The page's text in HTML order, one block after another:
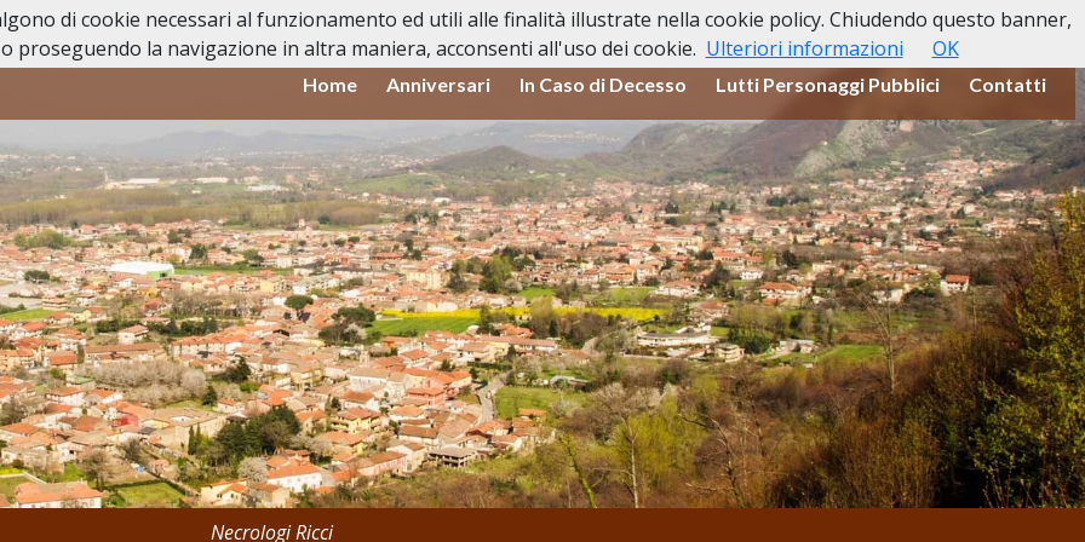
Home Anniversari In Caso di Decesso Lutti Personaggi Pubblici Contatti
Necrologi Ricci
di cookie necessari al funzionamento ed utili alle finalità illustrate nella cookie policy. Chiudendo questo banner,
proseguendo la navigazione in altra maniera, acconsenti all'uso dei cookie. Ulteriori informazioni OK